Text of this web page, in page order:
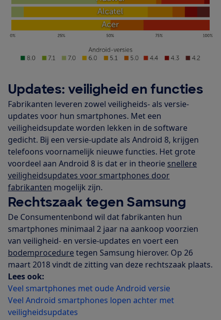
Updates: veiligheid en functies
Fabrikanten leveren zowel veiligheids- als versie-
updates voor hun smartphones. Met een
veiligheidsupdate worden lekken in de software
gedicht. Bij een versie-update als Android 8, krijgen
telefoons voornamelijk nieuwe functies. Het grote
voordeel aan Android 8 is dat er in theorie snellere
veiligheidsupdates voor smartphones door
fabrikanten mogelijk zijn.
Rechtszaak tegen Samsung
De Consumentenbond wil dat fabrikanten hun
smartphones minimaal 2 jaar na aankoop voorzien
van veiligheid- en versie-updates en voert een
bodemproceduretegen Samsung hierover. Op 26
maart 2018 vindt de zitting van deze rechtszaak plaats.
Lees ook:
Veel smartphones met oude Android versie
Veel Android smartphones lopen achter met
veiligheidsupdates